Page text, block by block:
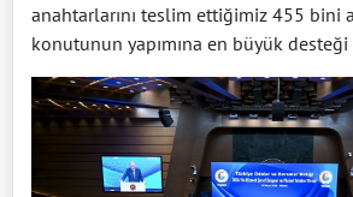
anahtarlarını teslim ettiğimiz 455 bini
konutunun yapımına en büyük